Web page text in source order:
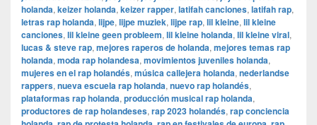
holanda, keizer holanda, keizer rapper, latifah canciones, latifah rap,
letras rap holanda, lijpe, lijpe muziek, lijpe rap, lil kleine, lil kleine
canciones, lil kleine geen probleem, lil kleine holanda, lil kleine viral,
lucas & steve rap, mejores raperos de holanda, mejores temas rap
holanda, moda rap holandesa, movimientos juveniles holanda,
mujeres en el rap holandés, música callejera holanda, nederlandse
rappers, nueva escuela rap holanda, nuevo rap holandés,
plataformas rap holanda, producción musical rap holanda,
productores de rap holandeses, rap 2023 holandés, rap conciencia